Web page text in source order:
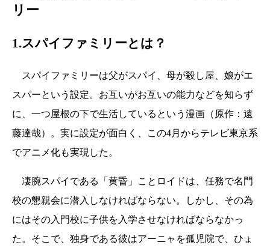
リー
1.スパイファミリーとは？
スパイファミリーは父がスパイ、母が殺し屋、娘がエ
スパーという設定。お互いがお互いの能力などを知らず
に、一つ屋根の下で生活しているという漫画（原作：遠
藤達哉）。実に設定が面白く、この4月からテレビ東京系
でアニメ化も実現した。
凄腕スパイである「黄昏」ことロイドは、任務で名門
校の懇親会に潜入しなければならない。しかし、その為
にはその入門校に子供を入学させなければならなかっ
た。そこで、独身である彼はアーニャを孤児院で、ひょ